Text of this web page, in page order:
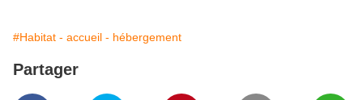
#Habitat - accueil - hébergement
Partager